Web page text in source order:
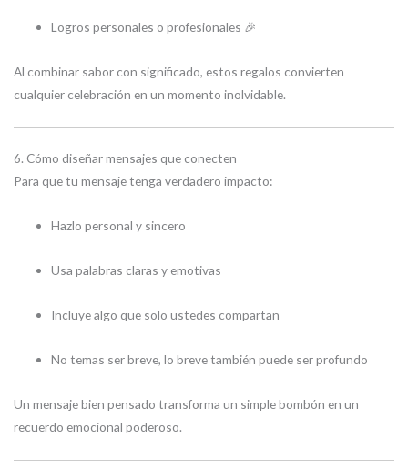
Logros personales o profesionales 🎉
Al combinar sabor con significado, estos regalos convierten
cualquier celebración en un momento inolvidable.
6. Cómo diseñar mensajes que conecten
Para que tu mensaje tenga verdadero impacto:
Hazlo personal y sincero
Usa palabras claras y emotivas
Incluye algo que solo ustedes compartan
No temas ser breve, lo breve también puede ser profundo
Un mensaje bien pensado transforma un simple bombón en un
recuerdo emocional poderoso.